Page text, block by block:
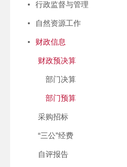
行政监督与管理
自然资源工作
财政信息
财政预决算
部门决算
部门预算
采购招标
“三公”经费
自评报告